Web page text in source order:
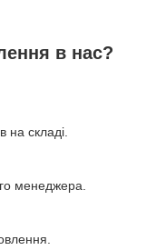
в нас?
на складі.
менеджера.